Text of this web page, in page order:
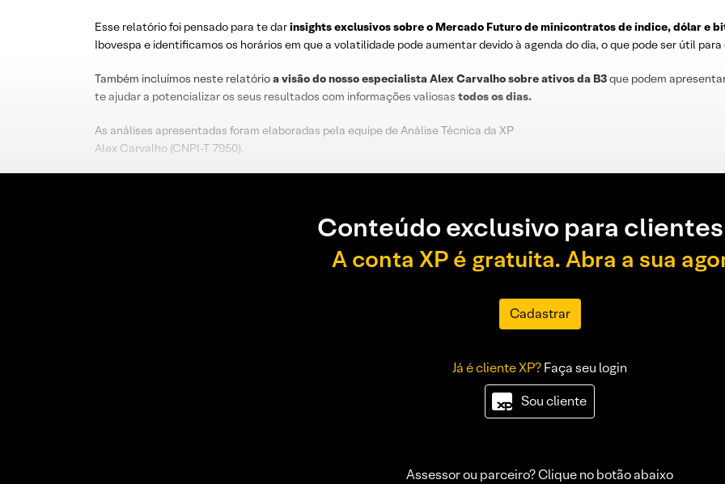
Esse relatório foi pensado para te darinsights exclusivos sobre o Mercado Futuro de minicontratos de índice, dólar e
Ibovespa e identificamos os horários em que a volatilidade pode aumentar devido à agenda do dia, o que pode ser útil para
Também incluímos neste relatórioa visão do nosso especialista Alex Carvalho sobre ativos da B3que podem
te ajudar a potencializar os seus resultados com informações valiosas todos os dias.
As análises apresentadas foram elaboradas pela equipe de Análise Técnica da XP
Alex Carvalho (CNPI-T 7950).
Conteúdo exclusivo para
A conta XP é gratuita. Abra a sua
Cadastrar
Já é cliente XP?Faça seu login
Sou cliente
Assessor ou parceiro? Clique no botão abaixo